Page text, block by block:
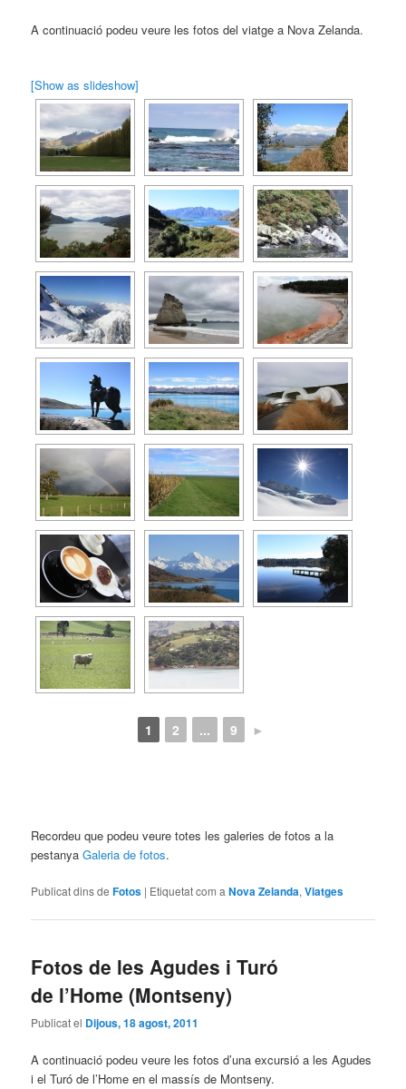
A continuació podeu veure les fotos del viatge a Nova Zelanda.
[Show as slideshow]
1 2 ... 9 ►
Recordeu que podeu veure totes les galeries de fotos a la
pestanyaGaleria de fotos.
Publicat dins de Fotos | Etiquetat com aNova Zelanda,Viatges
Fotos de les Agudes i Turó
de l’Home (Montseny)
Publicat el Dijous, 18 agost, 2011
A continuació podeu veure les fotos d’una excursió a les Agudes
i el Turó de l’Home en el massís de Montseny.